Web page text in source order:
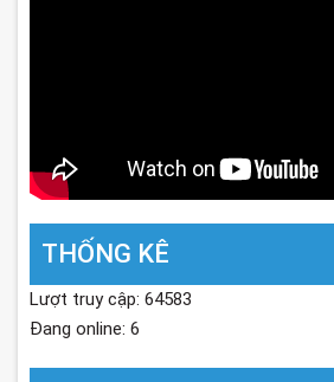
THỐNG KÊ
Lượt truy cập: 64583
Đang online: 6